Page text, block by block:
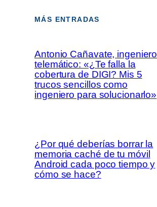
MÁS ENTRADAS
Antonio Cañavate, ingeniero
telemático: «¿Te falla la
cobertura de DIGI? Mis 5
trucos sencillos como
ingeniero para solucionarlo»
¿Por qué deberías borrar la
memoria caché de tu móvil
Android cada poco tiempo y
cómo se hace?